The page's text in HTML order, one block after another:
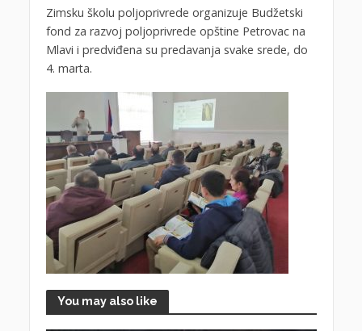
Zimsku školu poljoprivrede organizuje Budžetski
fond za razvoj poljoprivrede opštine Petrovac na
Mlavi i predviđena su predavanja svake srede, do
4. marta.
You may also like